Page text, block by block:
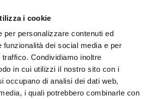
i cookie
per personalizzare contenuti ed
funzionalità dei social media e per
Condividiamo inoltre
in cui utilizzi il nostro sito con i
occupano di analisi dei dati web,
i quali potrebbero combinarle con